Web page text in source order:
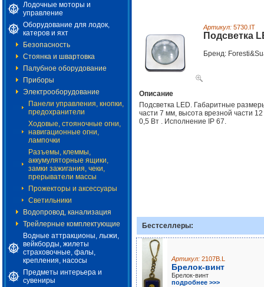
Лодочные моторы и
управление
Оборудование для лодок,
катеров и яхт
Безопасность
Стоянка и швартовка
Палубное оборудование
Приборы
Электрооборудование
Панели управления, кнопки,
предохранители
Ходовые, стояночные огни,
навигационные огни,
лампочки
Разъемы, клеммы,
аккумуляторные ящики,
замки зажигания, чеки,
прерыватели массы
Прожекторы и аксессуары
Светильники
Водопровод, канализация
Трейлерные комплектующие
Водные аттракционы, лыжи,
вейкборды, жилеты
страховочные, фалы,
крепления, насосы
Предметы интерьера и
сувениры
Артикул: 5730.IT
Подсветка
Бренд:
Описание
Подсветка LED. Габаритные
части 7 мм, высота врезной части
0,5 Вт . Исполнение IP 67.
Бестселлеры:
Артикул: 2107B.L
Брелок-винт
Брелок-винт
подробнее >>>